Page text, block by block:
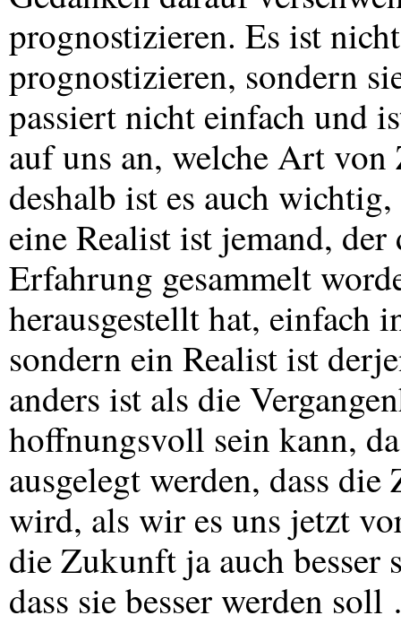
prognostizieren. Es ist
prognostizieren, sondern
passiert nicht einfach und
auf uns an, welche Art
deshalb ist es auch
eine Realist ist jemand,
Erfahrung gesammelt
herausgestellt hat,
sondern ein Realist ist
anders ist als die
hoffnungsvoll sein kann,
ausgelegt werden, dass
wird, als wir es uns jetzt
die Zukunft ja auch besser
dass sie besser werden